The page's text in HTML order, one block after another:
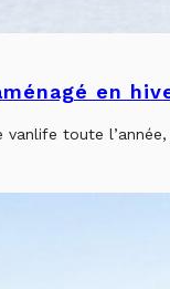
en
vanlife toute